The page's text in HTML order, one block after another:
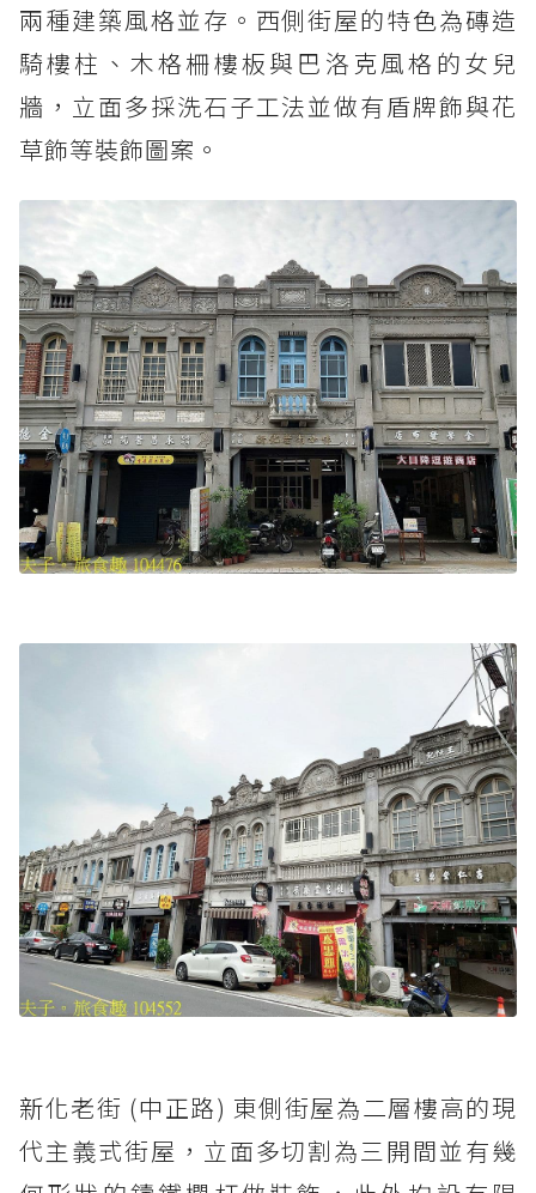
兩種建築風格並存。西側街屋的特色為磚造
騎樓柱、木格柵樓板與巴洛克風格的女兒
牆，立面多採洗石子工法並做有盾牌飾與花
草飾等裝飾圖案。
新化老街 (中正路) 東側街屋為二層樓高的現
代主義式街屋，立面多切割為三開間並有幾